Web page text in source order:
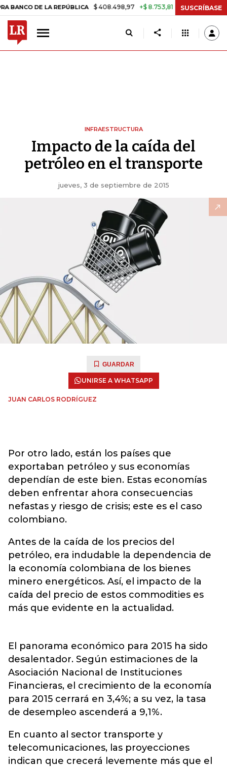
DE LA REPÚBLICA $ 408.498,97 +$ 8.753,81 +2,19% TASA DE
SUSCRÍBASE
INFRAESTRUCTURA
Impacto de la caída del
petróleo en el transporte
jueves, 3 de septiembre de 2015
GUARDAR
UNIRSE A WHATSAPP
JUAN CARLOS RODRÍGUEZ
Por otro lado, están los países que
exportaban petróleo y sus economías
dependían de este bien. Estas economías
deben enfrentar ahora consecuencias
nefastas y riesgo de crisis; este es el caso
colombiano.
Antes de la caída de los precios del
petróleo, era indudable la dependencia de
la economía colombiana de los bienes
minero energéticos. Así, el impacto de la
caída del precio de estos commodities es
más que evidente en la actualidad.
El panorama económico para 2015 ha sido
desalentador. Según estimaciones de la
Asociación Nacional de Instituciones
Financieras, el crecimiento de la economía
para 2015 cerrará en 3,4%; a su vez, la tasa
de desempleo ascenderá a 9,1%.
En cuanto al sector transporte y
telecomunicaciones, las proyecciones
indican que crecerá levemente más que el